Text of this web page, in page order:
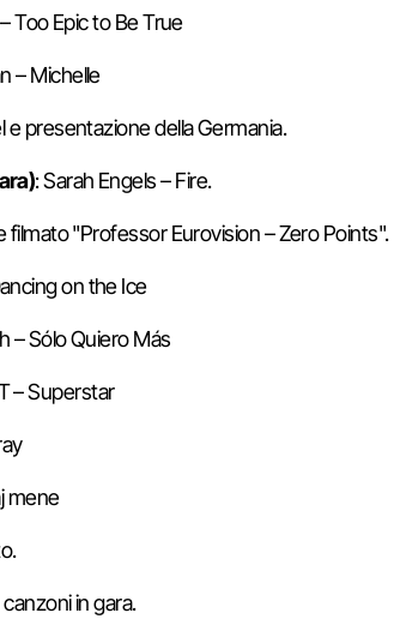
Too Epic to Be True
– Michelle
presentazione della Germania.
: Sarah Engels – Fire.
filmato "Professor Eurovision – Zero Points".
on the Ice
– Sólo Quiero Más
– Superstar
mene
in gara.